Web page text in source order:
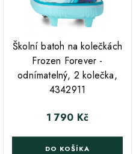
Školní batoh na kolečkách
Frozen Forever -
odnímatelný, 2 kolečka,
4342911
Cena
1 790 Kč
DO KOŠÍKA